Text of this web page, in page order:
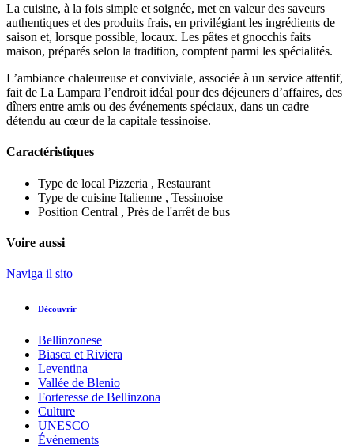
La cuisine, à la fois simple et soignée, met en valeur des saveurs
authentiques et des produits frais, en privilégiant les ingrédients de
saison et, lorsque possible, locaux. Les pâtes et gnocchis faits
maison, préparés selon la tradition, comptent parmi les spécialités.
L’ambiance chaleureuse et conviviale, associée à un service attentif,
fait de La Lampara l’endroit idéal pour des déjeuners d’affaires, des
dîners entre amis ou des événements spéciaux, dans un cadre
détendu au cœur de la capitale tessinoise.
Caractéristiques
Type de local Pizzeria , Restaurant
Type de cuisine Italienne , Tessinoise
Position Central , Près de l'arrêt de bus
Voire aussi
Naviga il sito
Découvrir
Bellinzonese
Biasca et Riviera
Leventina
Vallée de Blenio
Forteresse de Bellinzona
Culture
UNESCO
Événements